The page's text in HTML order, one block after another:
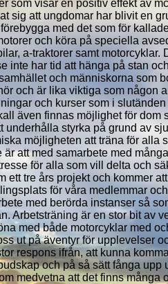
som visar en positiv effekt av
sig att ungdomar har blivit en
med det som för
och köra på speciella
a-traktorer samt
inte har tid att hänga på stan
och människorna som
och är lika viktiga som någon
och kurser som i
även finnas möjlighet för dom
underhålla styrka på grund av
möjligheten att träna för alla
är att med samarbete med
för alla som vill delta och
ett tre års projekt och kommer
för våra medlemmar
med berörda instanser så
Arbetsträning är en stor bit av
med både motorcyklar med
ut på äventyr för upplevelser
respons ifrån, att kunna
och på så sätt fånga
medvetna att det finns många